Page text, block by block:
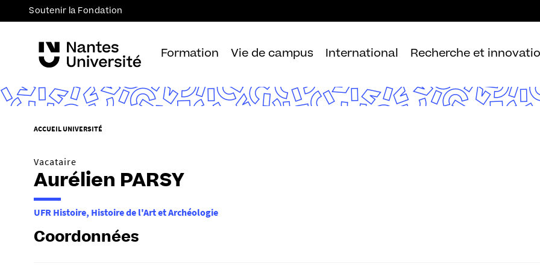
au
Soutenir la Fondation
Formation Vie de campus International Recherche et
V
u
ê
t
e
s
i
ACCUEIL UNIVERSITÉ
Vacataire
Aurélien PARSY
UFR Histoire, Histoire de l'Art et Archéologie
Coordonnées